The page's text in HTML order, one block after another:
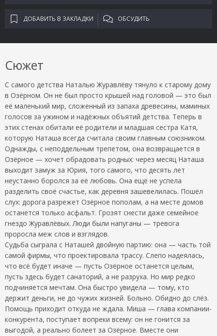
ДОБАВИТЬ В ЗАКЛАДКИ ОБСУДИТЬ
Сюжет
С самого детства Наталью Журавлёву тянуло к старому дому
в Озёрном. Он не был просто крышей над головой — это был
её маленький мир, сложенный из запаха древесины, маминых
голосов за ужином и надёжных объятий детства. Теперь в
этих стенах обитали её родители и младшая сестра Катя,
которую Наташа всегда считала своим главным союзником.
Однажды, с неподдельным трепетом, она возвращается в
Озёрное — хочет обрадовать родных: через месяц Наташа
выходит замуж за Юрия, того самого, что десять лет
неустанно боролся за её любовь. Она ещё не успела
разделить своё счастье, как деревня зашевелилась. Пошёл
слух: дорога разрежет Озёрное пополам, а на месте домов
останется только асфальт. Грозят снести даже семейное
гнездо Журавлёвых. Люди были напуганы — тревога
проросла меж слов и взглядов.
Судьба сыграла с Наташей двойную партию: она — часть той
самой фирмы, что проектировала трассу. Слепо надеялась,
что всё будет иначе — пусть Озёрное останется целым,
пусть здесь будет санаторий, а не разруха. Но мир редко
подчиняется мечтам. Она быстро увидела — тому, кто
держит деньги, не до чужих жизней. Больно. Обидно до слёз.
Помощь приходит откуда не ждала. Миша — глава компании-
конкурента, поступает вопреки всему: он не гонится за
выгодой, а реально болеет за Озёрное. Вместе они